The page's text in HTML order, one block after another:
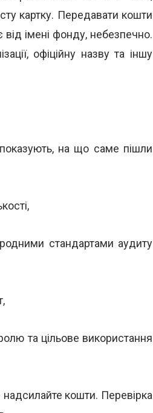
картку. Передавати кошти
імені фонду, небезпечно.
офіційну назву та іншу
показують, на що саме пішли
стандартами аудиту
та цільове використання
кошти. Перевірка